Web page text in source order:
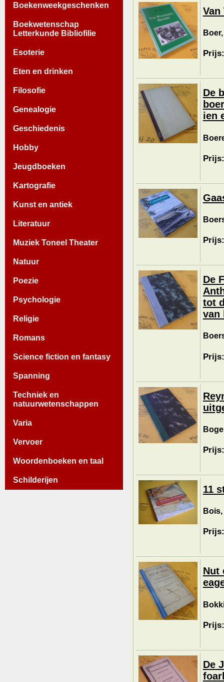
Boekenweekgeschenken
Boekwetenschap
Letterkunde Bibliofilie
Esoterie
Eten en drinken
Filosofie
Genealogie
Geschiedenis
Hobby
Jeugdboeken
Kartografie
Kunst en antiek
Literatuur
Muziek Toneel Theater
Natuur
Poezie
Psychologie
Religie
Romans
Science fiction en fantasy
Spanning
Techniek en
natuurwetenschappen
Varia
Vervoer
Woordenboeken en taal
Schilderijen
De
ien
De
tot
van
11
Bois,
Nut
De